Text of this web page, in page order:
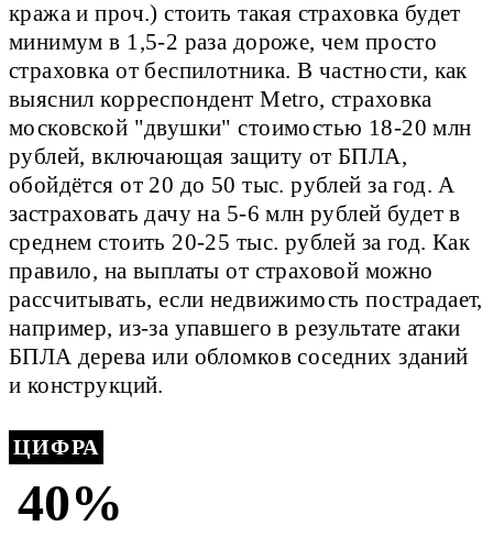
кража и проч.) стоить такая страховка будет
минимум в 1,5-2 раза дороже, чем просто
страховка от беспилотника. В частности, как
выяснил корреспондент Metro, страховка
московской "двушки" стоимостью 18-20 млн
рублей, включающая защиту от БПЛА,
обойдётся от 20 до 50 тыс. рублей за год. А
застраховать дачу на 5-6 млн рублей будет в
среднем стоить 20-25 тыс. рублей за год. Как
правило, на выплаты от страховой можно
рассчитывать, если недвижимость пострадает,
например, из-за упавшего в результате атаки
БПЛА дерева или обломков соседних зданий
и конструкций.
ЦИФРА
40%